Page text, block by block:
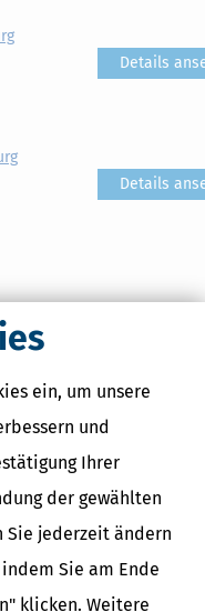
ein, um unsere
und
Ihrer
der gewählten
Sie jederzeit ändern
Sie am Ende
klicken. Weitere
Details
Details
Details